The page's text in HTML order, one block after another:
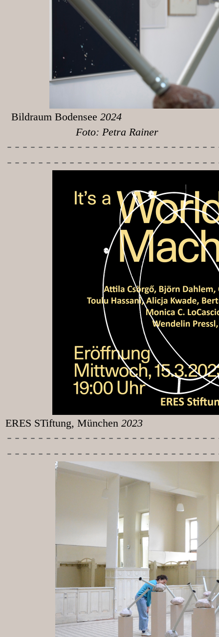
Bildraum Bodensee
Foto: Petra Rainer
-----------
ERES STiftung, München 2023
-----------